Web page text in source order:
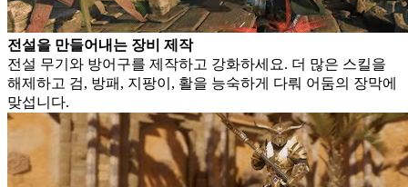
전설을 만들어내는 장비 제작
전설 무기와 방어구를 제작하고 강화하세요. 더 많은 스킬을
해제하고 검, 방패, 지팡이, 활을 능숙하게 다뤄 어둠의 장막에
맞섭니다.